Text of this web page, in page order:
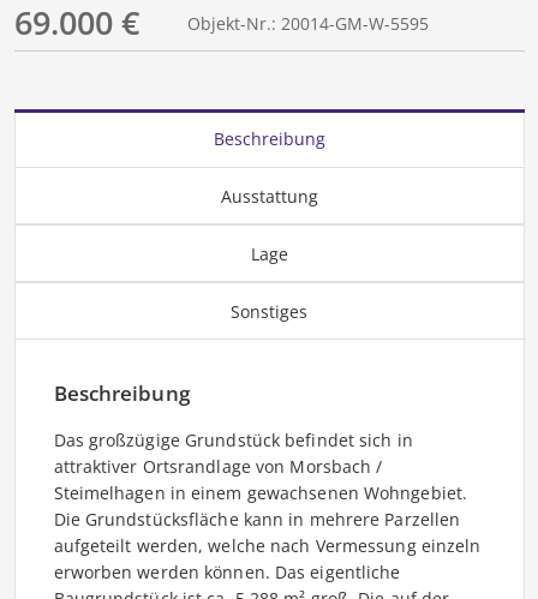
69.000 € Objekt-Nr.: 20014-GM-W-5595
Beschreibung
Ausstattung
Lage
Sonstiges
Beschreibung
Das großzügige Grundstück befindet sich in
attraktiver Ortsrandlage von Morsbach /
Steimelhagen in einem gewachsenen Wohngebiet.
Die Grundstücksfläche kann in mehrere Parzellen
aufgeteilt werden, welche nach Vermessung einzeln
erworben werden können. Das eigentliche